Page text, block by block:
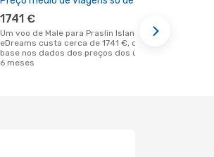
1741 €
Um voo de Male para Praslin Island na
eDreams custa cerca de 1741 €, com
base nos dados dos preços dos últimos
6 meses